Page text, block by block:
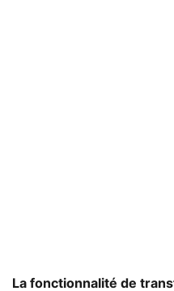
La fonctionnalité de